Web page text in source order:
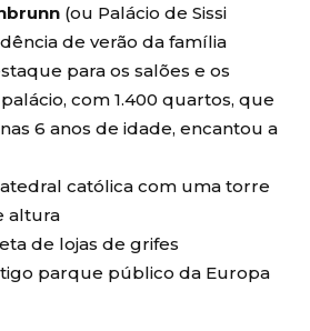
(ou Palácio de Sissi
de verão da família
para os salões e os
com 1.400 quartos, que
6 anos de idade, encantou a
católica com uma torre
altura
de lojas de grifes
parque público da Europa